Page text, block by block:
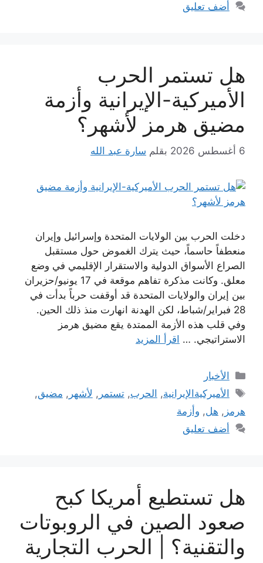
أضف تعليق
هل تستمر الحرب
الأميركية-الإيرانية وأزمة
مضيق هرمز لأشهر؟
6 أغسطس 2026 بقلم سارة عبد الله
دخلت الحرب بين الولايات المتحدة وإسرائيل وإيران
منعطفاً حاسماً، حيث يترك الغموض حول مستقبل
الصراع الأسواق الدولية والاستقرار الإقليمي في وضع
معلق. وكانت مذكرة تفاهم موقعة في 17 يونيو/حزيران
بين إيران والولايات المتحدة قد أوقفت حرباً بدأت في
28 فبراير/شباط، لكن الهدنة انهارت منذ ذلك الحين.
وفي قلب هذه الأزمة الممتدة يقع مضيق هرمز
الاستراتيجي. … اقرأ المزيد
التصنيفات
الأخبار
الوسوم
الأميركيةالإيرانية, الحرب,تستمر , لأشهر , مضيق,
هرمز , هل, وأزمة
أضف تعليق
هل تستطيع أمريكا كبح
صعود الصين في الروبوتات
والتقنية؟ | الحرب التجارية